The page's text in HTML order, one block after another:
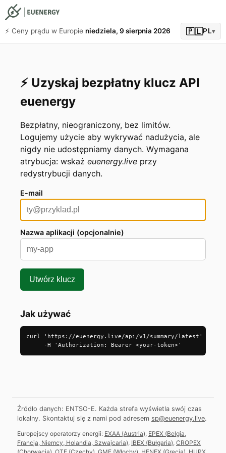
⚡️ Ceny prądu w Europie niedziela, 9 sierpnia 2026 🇵🇱PL▾
⚡️ Uzyskaj bezpłatny klucz API
euenergy
Bezpłatny, nieograniczony, bez limitów.
Logujemy użycie aby wykrywać nadużycia, ale
nigdy nie udostępniamy danych. Wymagana
atrybucja: wskaż euenergy.live przy
redystrybucji danych.
E-mail
Nazwa aplikacji (opcjonalnie)
Utwórz klucz
Jak używać
curl 'https://euenergy.live/api/v1/summary/latest' \
     -H 'Authorization: Bearer <your-token>'
Źródło danych: ENTSO-E. Każda strefa wyświetla swój czas
lokalny. Skontaktuj się z nami pod adresem sp@euenergy.live.
Europejscy operatorzy energii: EXAA (Austria), EPEX (Belgia,
Francja, Niemcy, Holandia, Szwajcaria), IBEX (Bułgaria), CROPEX